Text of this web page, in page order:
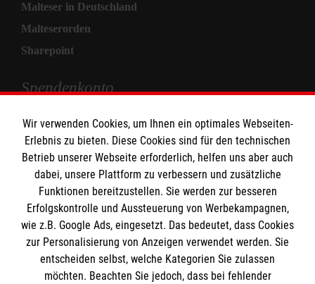
Malteser in Deutschland
Malteserorden
Sharepoint
Spendenkonto
Empfänger: Malteser Hilfsdienst e.V.
Pax-Bank für Kirche und Caritas eG
IBAN: DE71 3706 0120 1201 2280 14
BIC: GENODED1PA7
So finden Sie uns
Malteser in der Diözese ErfurtMalteser in Erfurt
Wir verwenden Cookies, um Ihnen ein optimales Webseiten-
Erlebnis zu bieten. Diese Cookies sind für den technischen
Betrieb unserer Webseite erforderlich, helfen uns aber auch
dabei, unsere Plattform zu verbessern und zusätzliche
Funktionen bereitzustellen. Sie werden zur besseren
Erfolgskontrolle und Aussteuerung von Werbekampagnen,
wie z.B. Google Ads, eingesetzt. Das bedeutet, dass Cookies
zur Personalisierung von Anzeigen verwendet werden. Sie
entscheiden selbst, welche Kategorien Sie zulassen
möchten. Beachten Sie jedoch, dass bei fehlender